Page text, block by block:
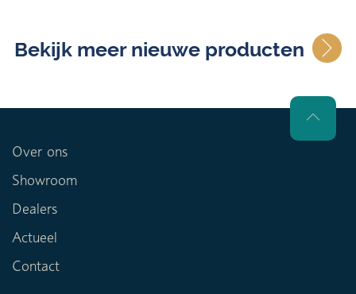
Bekijk meer nieuwe producten
Over ons
Showroom
Dealers
Actueel
Contact